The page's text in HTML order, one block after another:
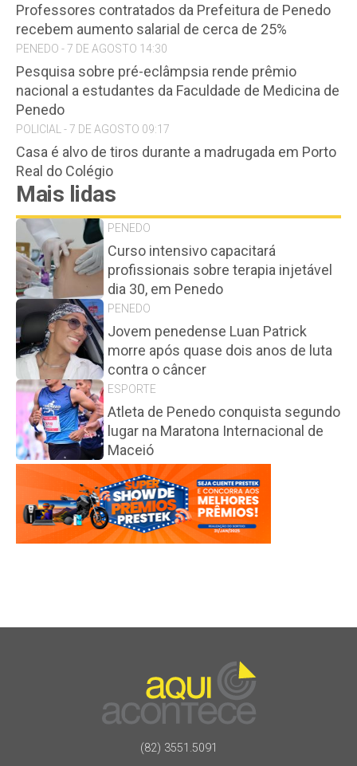
Professores contratados da Prefeitura de Penedo
recebem aumento salarial de cerca de 25%
PENEDO - 7 DE AGOSTO 14:30
Pesquisa sobre pré-eclâmpsia rende prêmio
nacional a estudantes da Faculdade de Medicina de
Penedo
POLICIAL - 7 DE AGOSTO 09:17
Casa é alvo de tiros durante a madrugada em Porto
Real do Colégio
Mais lidas
PENEDO
Curso intensivo capacitará
profissionais sobre terapia injetável
dia 30, em Penedo
PENEDO
Jovem penedense Luan Patrick
morre após quase dois anos de luta
contra o câncer
ESPORTE
Atleta de Penedo conquista segundo
lugar na Maratona Internacional de
Maceió
(82) 3551.5091